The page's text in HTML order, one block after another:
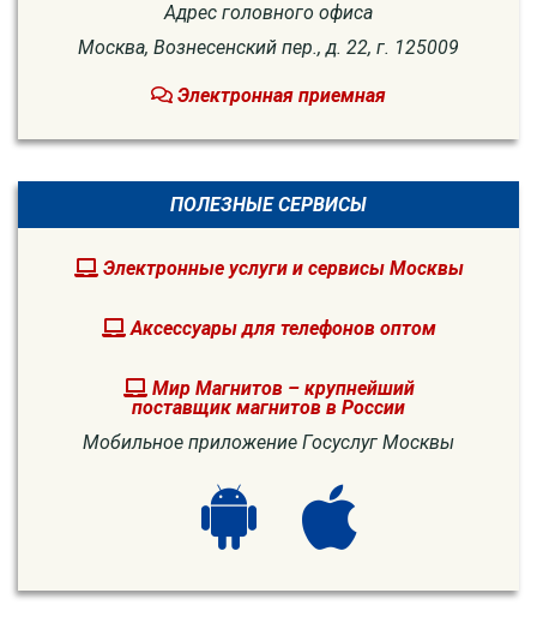
Адрес головного офиса
Москва, Вознесенский пер., д. 22, г. 125009
Электронная приемная
ПОЛЕЗНЫЕ СЕРВИСЫ
Электронные услуги и сервисы Москвы
Аксессуары для телефонов оптом
Мир Магнитов – крупнейший
поставщик магнитов в России
Мобильное приложение Госуслуг Москвы